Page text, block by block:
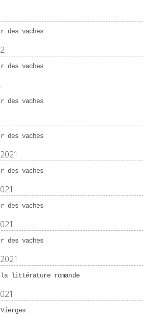
des vaches
des vaches
des vaches
des vaches
des vaches
des vaches
des vaches
littérature romande